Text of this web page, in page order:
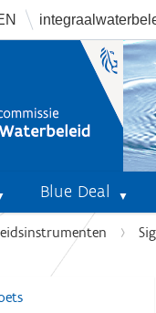
Blue Deal